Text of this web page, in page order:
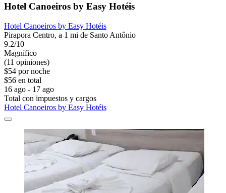
Hotel Canoeiros by Easy Hotéis
Hotel Canoeiros by Easy Hotéis
Pirapora Centro, a 1 mi de Santo Antônio
9.2/10
Magnífico
(11 opiniones)
$54 por noche
$56 en total
16 ago - 17 ago
Total con impuestos y cargos
Hotel Canoeiros by Easy Hotéis